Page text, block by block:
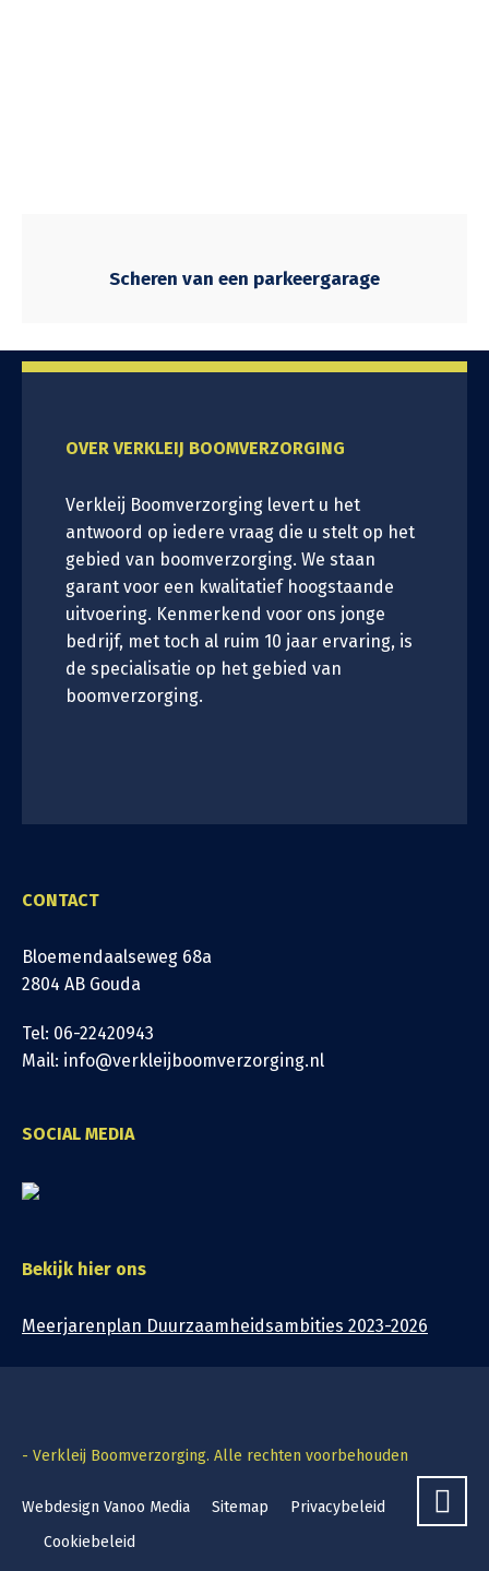
Scheren van een parkeergarage
OVER VERKLEIJ BOOMVERZORGING
Verkleij Boomverzorging levert u het
antwoord op iedere vraag die u stelt op het
gebied van boomverzorging. We staan
garant voor een kwalitatief hoogstaande
uitvoering. Kenmerkend voor ons jonge
bedrijf, met toch al ruim 10 jaar ervaring, is
de specialisatie op het gebied van
boomverzorging.
CONTACT
Bloemendaalseweg 68a
2804 AB Gouda
Tel: 06-22420943
Mail: info@verkleijboomverzorging.nl
SOCIAL MEDIA
Bekijk hier ons
Meerjarenplan Duurzaamheidsambities 2023-2026
- Verkleij Boomverzorging. Alle rechten voorbehouden
Webdesign Vanoo Media Sitemap
Privacybeleid
Cookiebeleid